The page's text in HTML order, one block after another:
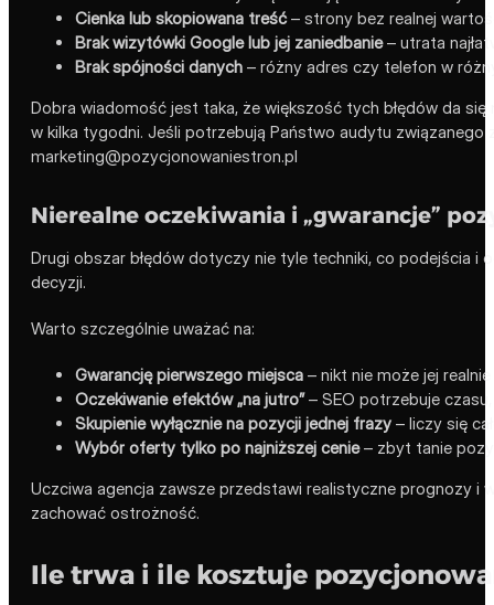
Cienka lub skopiowana treść– strony bez realnej
Brak wizytówki Google lub jej zaniedbanie– utrata
Brak spójności danych – różny adres czy telefon w
Dobra wiadomość jest taka, że większość tych błędów da
w kilka tygodni. Jeśli potrzebują Państwo audytu
marketing@pozycjonowaniestron.pl
Nierealne oczekiwania i „gwarancje”
Drugi obszar błędów dotyczy nie tyle techniki, co podejścia i
decyzji.
Warto szczególnie uważać na:
Gwarancję pierwszego miejsca – nikt nie może jej
Oczekiwanie efektów „na jutro”– SEO potrzebuje
Skupienie wyłącznie na pozycji jednej frazy – liczy się
Wybór oferty tylko po najniższej cenie– zbyt tanie
Uczciwa agencja zawsze przedstawi realistyczne prognozy i
zachować ostrożność.
Ile trwa i ile kosztuje